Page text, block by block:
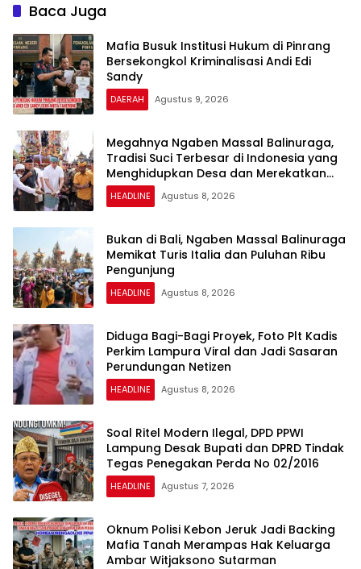
Baca Juga
Mafia Busuk Institusi Hukum di Pinrang
Bersekongkol Kriminalisasi Andi Edi
Sandy
DAERAH Agustus 9, 2026
Megahnya Ngaben Massal Balinuraga,
Tradisi Suci Terbesar di Indonesia yang
Menghidupkan Desa dan Merekatkan
Ikatan Keluarga
HEADLINE Agustus 8, 2026
Bukan di Bali, Ngaben Massal Balinuraga
Memikat Turis Italia dan Puluhan Ribu
Pengunjung
HEADLINE Agustus 8, 2026
Diduga Bagi-Bagi Proyek, Foto Plt Kadis
Perkim Lampura Viral dan Jadi Sasaran
Perundungan Netizen
HEADLINE Agustus 8, 2026
Soal Ritel Modern Ilegal, DPD PPWI
Lampung Desak Bupati dan DPRD Tindak
Tegas Penegakan Perda No 02/2016
HEADLINE Agustus 7, 2026
Oknum Polisi Kebon Jeruk Jadi Backing
Mafia Tanah Merampas Hak Keluarga
Ambar Witjaksono Sutarman